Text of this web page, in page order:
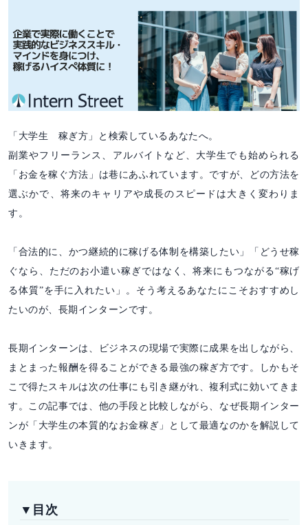
「大学生 稼ぎ方」と検索しているあなたへ。
副業やフリーランス、アルバイトなど、大学生でも始められる
「お金を稼ぐ方法」は巷にあふれています。ですが、どの方法を
選ぶかで、将来のキャリアや成長のスピードは大きく変わりま
す。
「合法的に、かつ継続的に稼げる体制を構築したい」「どうせ稼
ぐなら、ただのお小遣い稼ぎではなく、将来にもつながる“稼げ
る体質”を手に入れたい」。そう考えるあなたにこそおすすめし
たいのが、長期インターンです。
長期インターンは、ビジネスの現場で実際に成果を出しながら、
まとまった報酬を得ることができる最強の稼ぎ方です。しかもそ
こで得たスキルは次の仕事にも引き継がれ、複利式に効いてきま
す。この記事では、他の手段と比較しながら、なぜ長期インター
ンが「大学生の本質的なお金稼ぎ」として最適なのかを解説して
いきます。
▼目次